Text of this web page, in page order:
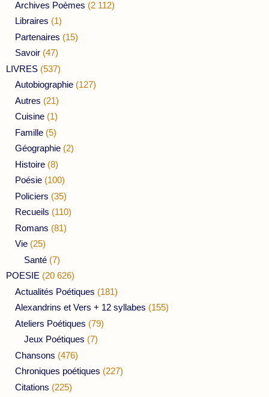
Archives Poèmes (2 112)
Libraires (1)
Partenaires (15)
Savoir (47)
LIVRES (537)
Autobiographie (127)
Autres (21)
Cuisine (1)
Famille (5)
Géographie (2)
Histoire (8)
Poésie (100)
Policiers (35)
Recueils (110)
Romans (81)
Vie (25)
Santé (7)
POESIE (20 626)
Actualités Poétiques (181)
Alexandrins et Vers + 12 syllabes (155)
Ateliers Poétiques (79)
Jeux Poétiques (7)
Chansons (476)
Chroniques poétiques (227)
Citations (225)